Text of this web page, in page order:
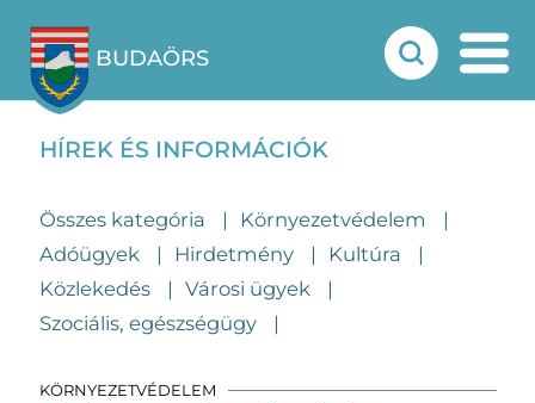
BUDAÖRS
HÍREK ÉS INFORMÁCIÓK
Összes kategória
Környezetvédelem
Adóügyek
Hirdetmény
Kultúra
Közlekedés
Városi ügyek
Szociális, egészségügy
KÖRNYEZETVÉDELEM